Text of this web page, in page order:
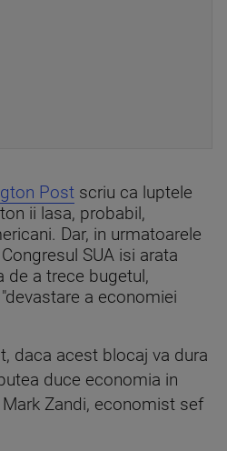
Post scriu ca luptele
ii lasa, probabil,
Dar, in urmatoarele
SUA isi arata
de a trece bugetul,
a economiei
daca acest blocaj va dura
duce economia in
Zandi, economist sef